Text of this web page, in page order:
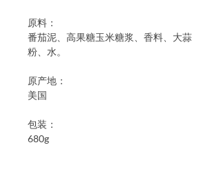
原料：
番茄泥、高果糖玉米糖浆、香料、大蒜
粉、水。
原产地：
美国
包装：
680g